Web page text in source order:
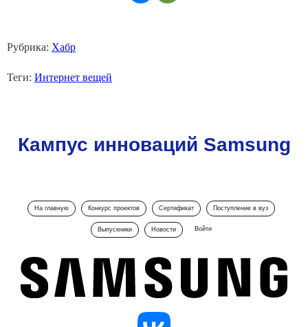
Рубрика: Хабр
Теги: Интернет вещей
Кампус инноваций Samsung
На главную Конкурс проектов Сертификат Поступление в вуз
Выпускники Новости Войти